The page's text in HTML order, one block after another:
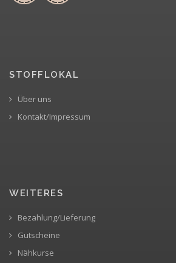
STOFFLOKAL
Über uns
Kontakt/Impressum
WEITERES
Bezahlung/Lieferung
Gutscheine
Nähkurse